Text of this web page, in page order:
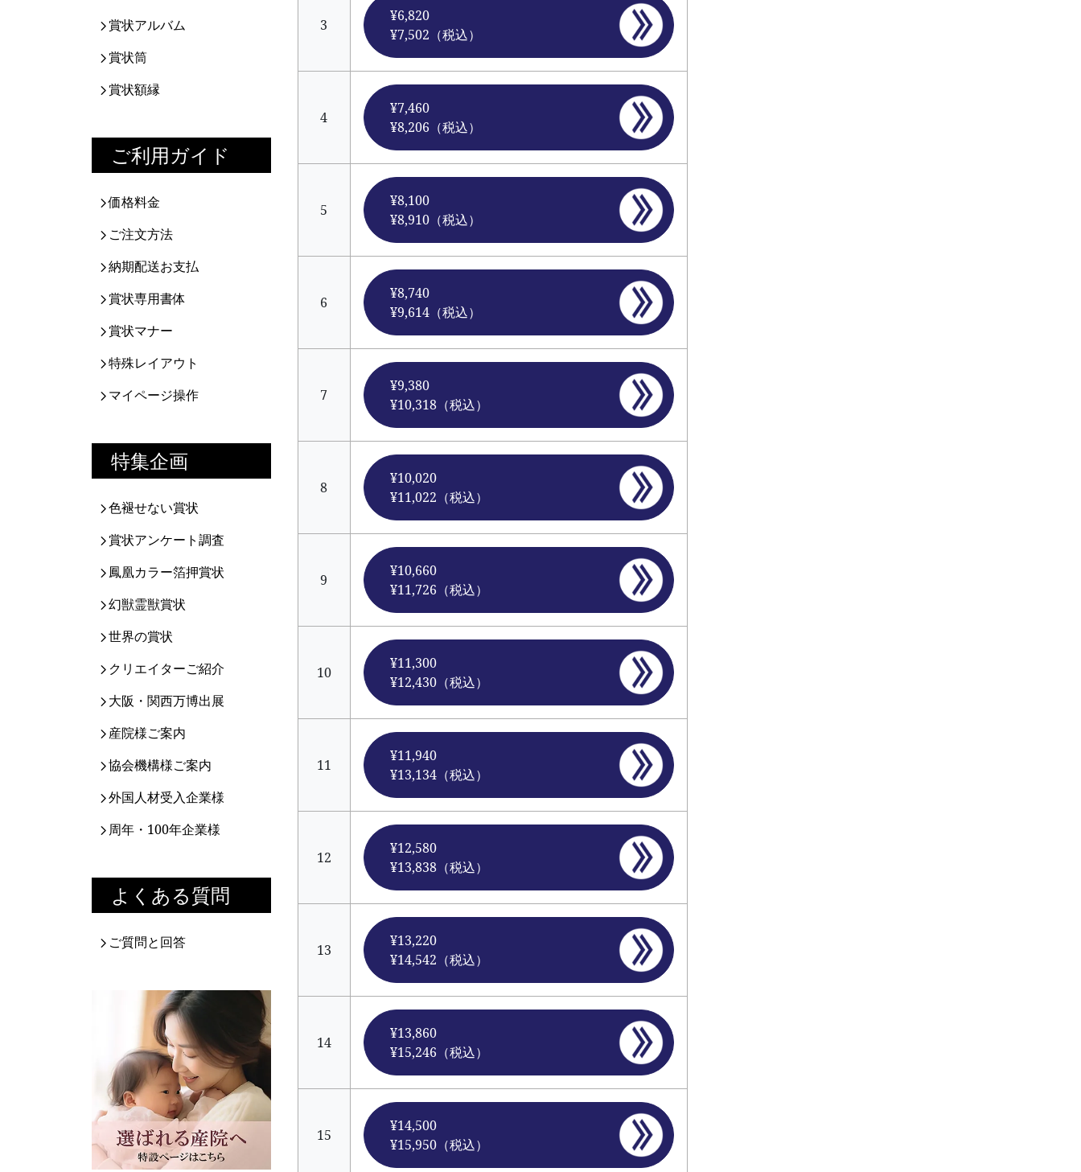
賞状アルバム
賞状筒
賞状額縁
ご利用ガイド
価格料金
ご注文方法
納期配送お支払
賞状専用書体
賞状マナー
特殊レイアウト
マイページ操作
特集企画
色褪せない賞状
賞状アンケート調査
鳳凰カラー箔押賞状
幻獣霊獣賞状
世界の賞状
クリエイターご紹介
大阪・関西万博出展
産院様ご案内
協会機構様ご案内
外国人材受入企業様
周年・100年企業様
よくある質問
ご質問と回答
3
¥6,820
¥7,502（税込）
4
¥7,460
¥8,206（税込）
5
¥8,100
¥8,910（税込）
6
¥8,740
¥9,614（税込）
7
¥9,380
¥10,318（税込）
8
¥10,020
¥11,022（税込）
9
¥10,660
¥11,726（税込）
10
¥11,300
¥12,430（税込）
11
¥11,940
¥13,134（税込）
12
¥12,580
¥13,838（税込）
13
¥13,220
¥14,542（税込）
14
¥13,860
¥15,246（税込）
15
¥14,500
¥15,950（税込）